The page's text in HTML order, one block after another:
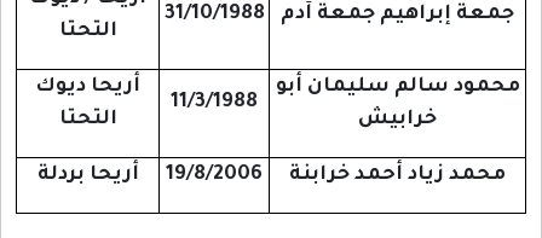
جمعة إبراهيم جمعة آدم 31/10/1988
التحتا
محمود سالم سليمان أبو
خرابيش
11/3/1988
أريحا ديوك
التحتا
محمد زياد أحمد خرابنة 19/8/2006 أريحا بردلة